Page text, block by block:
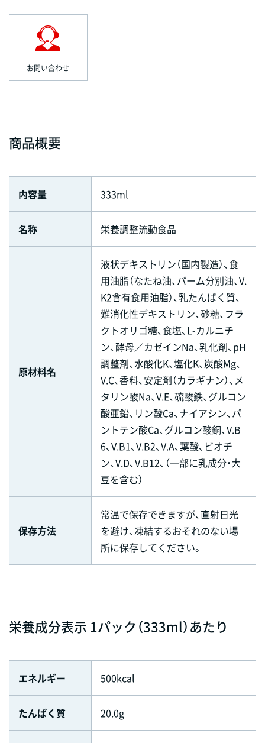
お問い合わせ
商品概要
内容量 333ml
名称 栄養調整流動食品
原材料名
液状デキストリン（国内製造）、食
用油脂（なたね油、パーム分別油、V.
K2含有食用油脂）、乳たんぱく質、
難消化性デキストリン、砂糖、フラ
クトオリゴ糖、食塩、L-カルニチ
ン、酵母／カゼインNa、乳化剤、pH
調整剤、水酸化K、塩化K、炭酸Mg、
V.C、香料、安定剤（カラギナン）、メ
タリン酸Na、V.E、硫酸鉄、グルコン
酸亜鉛、リン酸Ca、ナイアシン、パ
ントテン酸Ca、グルコン酸銅、V.B
6、V.B1、V.B2、V.A、葉酸、ビオチ
ン、V.D、V.B12、（一部に乳成分・大
豆を含む）
保存方法
常温で保存できますが、直射日光
を避け、凍結するおそれのない場
所に保存してください。
栄養成分表示 1パック（333ml）あたり
エネルギー 500kcal
たんぱく質 20.0g